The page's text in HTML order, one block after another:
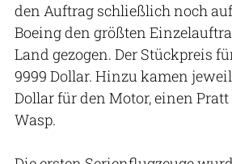
den Auftrag schließlich noch
Boeing den größten
Land gezogen. Der Stückpreis
9999 Dollar. Hinzu kamen
Dollar für den Motor, einen Pratt
Wasp.